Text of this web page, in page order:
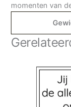
momenten van